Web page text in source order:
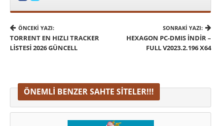
ÖNCEKI YAZI:
TORRENT EN HIZLI TRACKER
LISTESI 2026 GÜNCELL
SONRAKI YAZI:
HEXAGON PC-DMIS İNDIR –
FULL V2023.2.196 X64
ÖNEMLI BENZER SAHTE SITELER!!!